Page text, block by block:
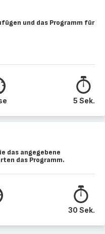
und das Programm für
5 Sek.
das angegebene
das Programm.
30 Sek.